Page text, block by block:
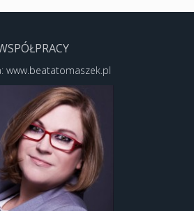
www.beatatomaszek.pl